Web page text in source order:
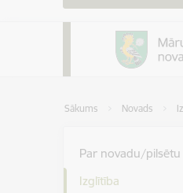
Sākums Novads
Par novadu/pilsētu
Izglītība